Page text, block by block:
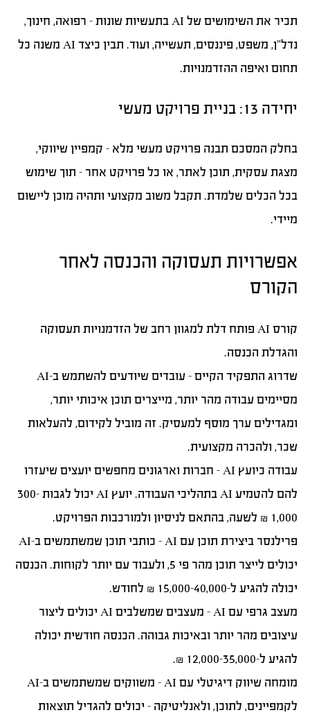
תכיר את השימושים של AI בתעשיות שונות – רפואה, חינוך,
נדל”ן, משפט, פיננסים, תעשייה, ועוד. תבין כיצד AI משנה כל
תחום ואיפה ההזדמנויות.
יחידה 13: בניית פרויקט מעשי
בחלק המסכם תבנה פרויקט מעשי מלא – קמפיין שיווקי,
מצגת עסקית, תוכן לאתר, או כל פרויקט אחר – תוך שימוש
בכל הכלים שלמדת. תקבל משוב מקצועי ותהיה מוכן ליישום
מיידי.
אפשרויות תעסוקה והכנסה לאחר
הקורס
קורס AI פותח דלת למגוון רחב של הזדמנויות תעסוקה
והגדלת הכנסה.
שדרוג התפקיד הקיים
– עובדים שיודעים להשתמש ב-AI
מסיימים עבודה מהר יותר, מייצרים תוכן איכותי יותר,
ומגדילים ערך מוסף למעסיק. זה מוביל לקידום, להעלאות
שכר, ולהכרה מקצועית.
עבודה כיועץ AI
– חברות וארגונים מחפשים יועצים שיעזרו
להם להטמיע AI בתהליכי העבודה. יועץ AI יכול לגבות 300-
1,000 ₪ לשעה, בהתאם לניסיון ולמורכבות הפרויקט.
פרילנסר ביצירת תוכן עם AI
– כותבי תוכן שמשתמשים ב-AI
יכולים לייצר תוכן מהר פי 5, ולעבוד עם יותר לקוחות. הכנסה
יכולה להגיע ל-15,000-40,000 ₪ לחודש.
מעצב גרפי עם AI
– מעצבים שמשלבים AI יכולים ליצור
עיצובים מהר יותר ובאיכות גבוהה. הכנסה חודשית יכולה
להגיע ל-12,000-35,000 ₪.
מומחה שיווק דיגיטלי עם AI
– משווקים שמשתמשים ב-AI
לקמפיינים, לתוכן, ולאנליטיקה – יכולים להגדיל תוצאות